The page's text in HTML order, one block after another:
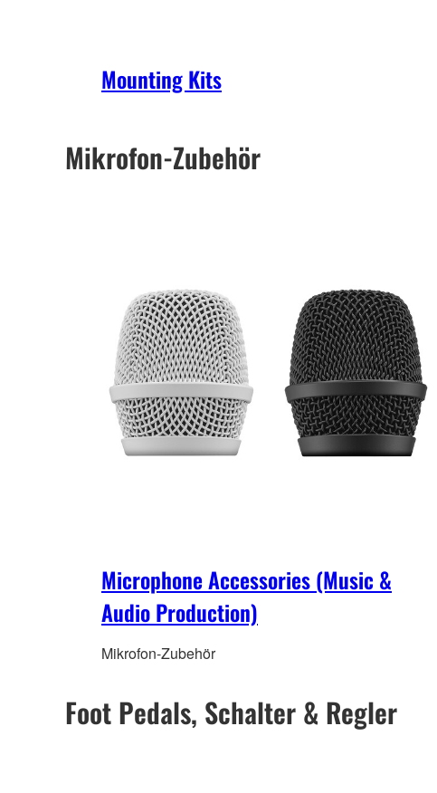
Mounting Kits
Mikrofon-Zubehör
Microphone Accessories (Music &
Audio Production)
Mikrofon-Zubehör
Foot Pedals, Schalter & Regler